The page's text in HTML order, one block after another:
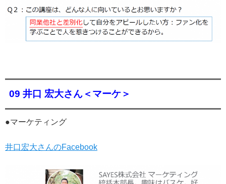
09 井口 宏大さん＜マーケ＞
●マーケティング
井口宏大さんのFacebook